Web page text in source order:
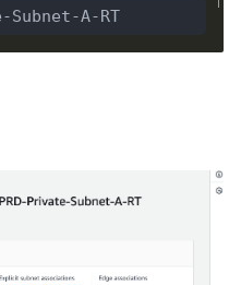
Seoul-VPC-PRD-Private-Subnet-A-RT